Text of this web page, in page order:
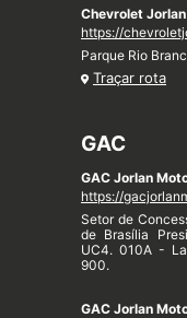
Chevrolet
https://
Parque Rio
Traçar rota
GAC
GAC Jorlan
https://
Setor de
de Brasília
UC4. 010A -
900.
GAC Jorlan